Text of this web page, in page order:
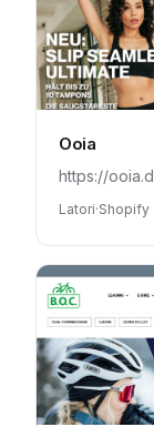
Ooia
https://
Latori·Shopify